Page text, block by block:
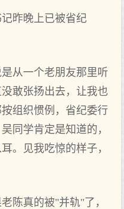
昨晚上已被省纪
从一个老朋友那里听
敢张扬出去，让我也
组织惯例，省纪委行
同学肯定是知道的，
。见我吃惊的样子，
陈真的被"并轨"了，